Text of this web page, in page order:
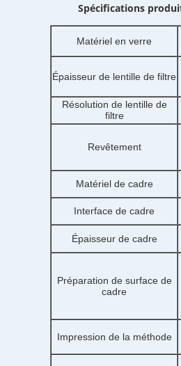
Spécifications
Matériel en verre
Épaisseur de lentille de filtre
Résolution de lentille de
filtre
Revêtement
Matériel de cadre
Interface de cadre
Épaisseur de cadre
Préparation de surface de
cadre
Impression de la méthode